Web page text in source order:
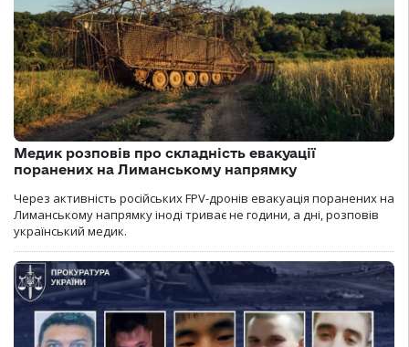
Медик розповів про складність евакуації
поранених на Лиманському напрямку
Через активність російських FPV-дронів евакуація поранених на
Лиманському напрямку іноді триває не години, а дні, розповів
український медик.